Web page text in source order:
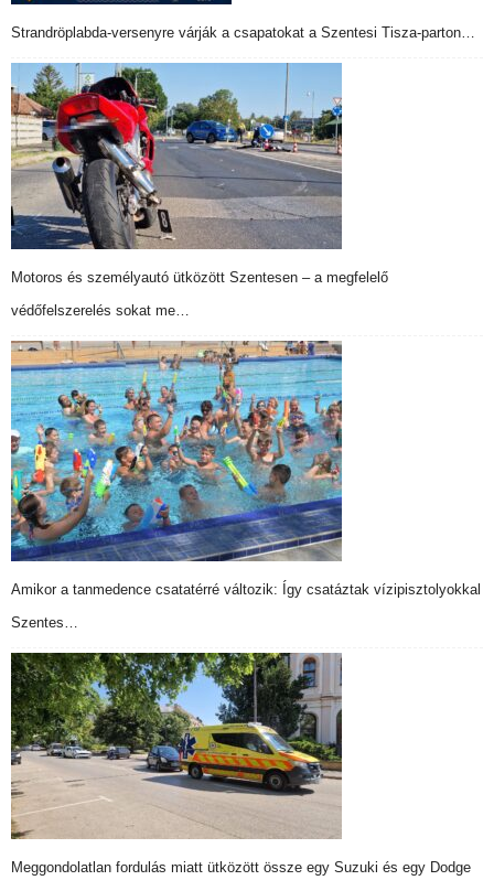
Strandröplabda-versenyre várják a csapatokat a Szentesi Tisza-parton…
Motoros és személyautó ütközött Szentesen – a megfelelő
védőfelszerelés sokat me…
Amikor a tanmedence csatatérré változik: Így csatáztak vízipisztolyokkal
Szentes…
Meggondolatlan fordulás miatt ütközött össze egy Suzuki és egy Dodge